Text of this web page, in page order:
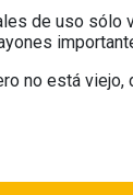
de uso sólo
no está viejo,